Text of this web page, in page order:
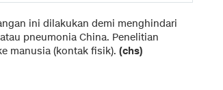
ini dilakukan demi menghindari
pneumonia China. Penelitian
manusia (kontak fisik). (chs)